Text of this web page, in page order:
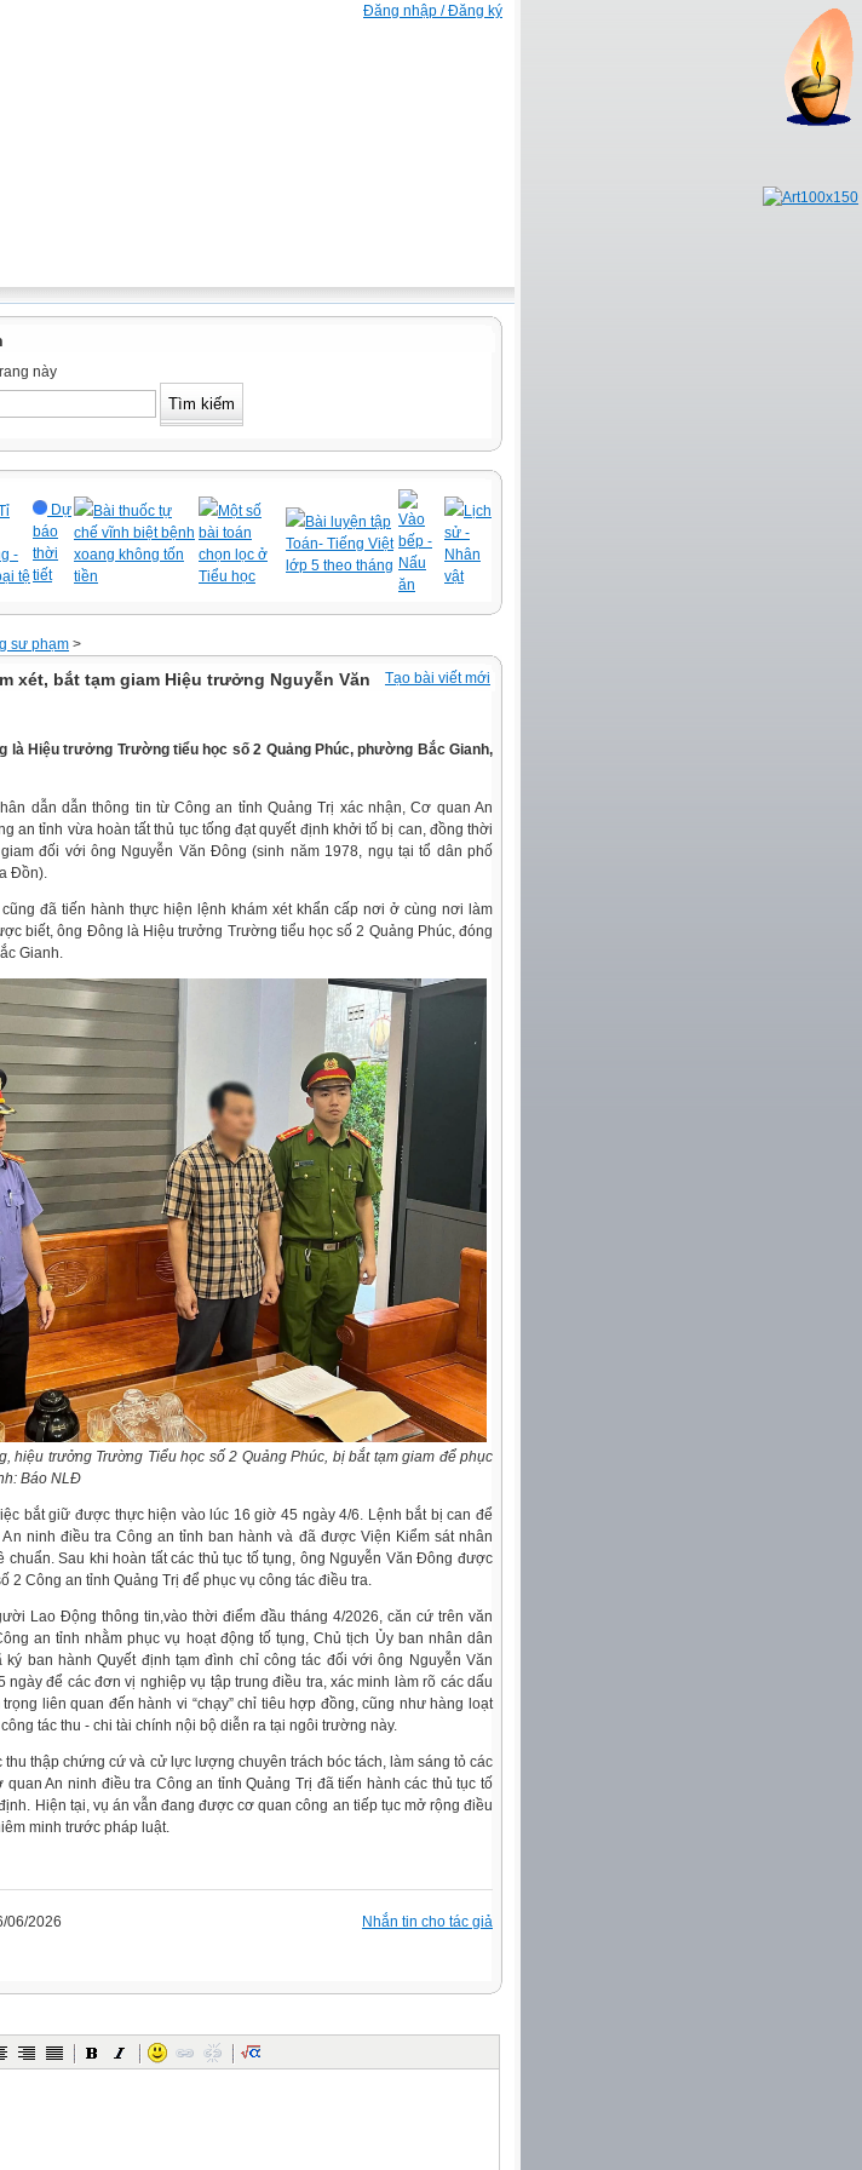
Đăng nhập / Đăng ký
ĐỨC, PHONG CÁCH HỒ CHÍ MINH
này
-
tệ
Dự
báo
thời
tiết
Bài thuốc tự
chế vĩnh biệt bệnh
xoang không tốn
tiền
Một số
bài toán
chọn lọc ở
Tiểu học
Bài luyện tập
Toán- Tiếng Việt
lớp 5 theo tháng
Vào
bếp -
Nấu
ăn
Lịch
sử -
Nhân
vật
sư phạm >
Tạo bài viết mới
xét, bắt tạm giam Hiệu trưởng Nguyễn Văn
là Hiệu trưởng Trường tiểu học số 2 Quảng Phúc, phường Bắc Gianh,
dẫn dẫn thông tin từ Công an tỉnh Quảng Trị xác nhận, Cơ quan An
an tỉnh vừa hoàn tất thủ tục tống đạt quyết định khởi tố bị can, đồng thời
đối với ông Nguyễn Văn Đông (sinh năm 1978, ngụ tại tổ dân phố
Đồn).
đã tiến hành thực hiện lệnh khám xét khẩn cấp nơi ở cùng nơi làm
biết, ông Đông là Hiệu trưởng Trường tiểu học số 2 Quảng Phúc, đóng
Gianh.
hiệu trưởng Trường Tiểu học số 2 Quảng Phúc, bị bắt tạm giam để phục
Báo NLĐ
bắt giữ được thực hiện vào lúc 16 giờ 45 ngày 4/6. Lệnh bắt bị can để
ninh điều tra Công an tỉnh ban hành và đã được Viện Kiểm sát nhân
chuẩn. Sau khi hoàn tất các thủ tục tố tụng, ông Nguyễn Văn Đông được
2 Công an tỉnh Quảng Trị để phục vụ công tác điều tra.
Lao Động thông tin,vào thời điểm đầu tháng 4/2026, căn cứ trên văn
an tỉnh nhằm phục vụ hoạt động tố tụng, Chủ tịch Ủy ban nhân dân
ban hành Quyết định tạm đình chỉ công tác đối với ông Nguyễn Văn
ngày để các đơn vị nghiệp vụ tập trung điều tra, xác minh làm rõ các dấu
liên quan đến hành vi “chạy” chỉ tiêu hợp đồng, cũng như hàng loạt
tác thu - chi tài chính nội bộ diễn ra tại ngôi trường này.
thu thập chứng cứ và cử lực lượng chuyên trách bóc tách, làm sáng tỏ các
quan An ninh điều tra Công an tỉnh Quảng Trị đã tiến hành các thủ tục tố
Hiện tại, vụ án vẫn đang được cơ quan công an tiếp tục mở rộng điều
minh trước pháp luật.
Nhắn tin cho tác giả
06/2026